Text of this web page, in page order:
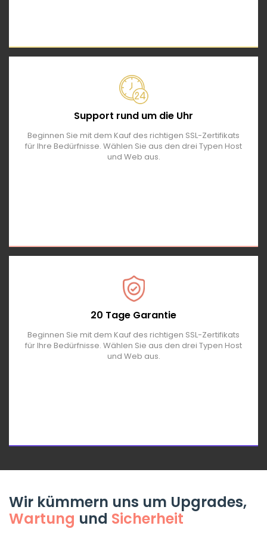
Support rund um die Uhr
Beginnen Sie mit dem Kauf des richtigen SSL-Zertifikats
für Ihre Bedürfnisse. Wählen Sie aus den drei Typen Host
und Web aus.
20 Tage Garantie
Beginnen Sie mit dem Kauf des richtigen SSL-Zertifikats
für Ihre Bedürfnisse. Wählen Sie aus den drei Typen Host
und Web aus.
Wir kümmern uns um Upgrades,
Wartung und Sicherheit